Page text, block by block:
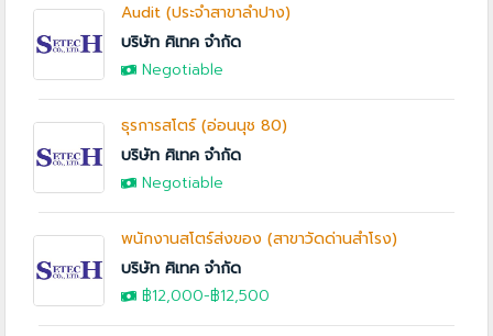
Audit (ประจำสาขาลำปาง)
บริษัท ศิเทค จำกัด
Negotiable
ธุรการสโตร์ (อ่อนนุช 80)
บริษัท ศิเทค จำกัด
Negotiable
พนักงานสโตร์ส่งของ (สาขาวัดด่านสำโรง)
บริษัท ศิเทค จำกัด
฿12,000-฿12,500